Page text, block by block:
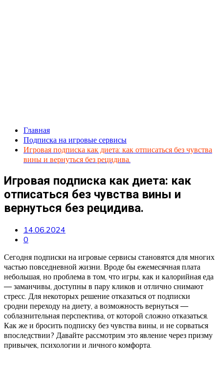
Главная
Подписка на игровые сервисы
Игровая подписка как диета: как отписаться без чувства
вины и вернуться без рецидива.
Игровая подписка как диета: как
отписаться без чувства вины и
вернуться без рецидива.
14.06.2024
0
Сегодня подписки на игровые сервисы становятся для многих
частью повседневной жизни. Вроде бы ежемесячная плата
небольшая, но проблема в том, что игры, как и калорийная еда
— заманчивы, доступны в пару кликов и отлично снимают
стресс. Для некоторых решение отказаться от подписки
сродни переходу на диету, а возможность вернуться —
соблазнительная перспектива, от которой сложно отказаться.
Как же и бросить подписку без чувства вины, и не сорваться
впоследствии? Давайте рассмотрим это явление через призму
привычек, психологии и личного комфорта.